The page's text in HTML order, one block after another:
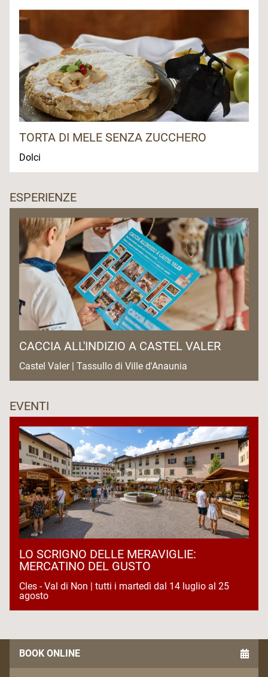
TORTA DI MELE SENZA ZUCCHERO
Dolci
ESPERIENZE
CACCIA ALL'INDIZIO A CASTEL VALER
Castel Valer | Tassullo di Ville d'Anaunia
EVENTI
LO SCRIGNO DELLE MERAVIGLIE:
MERCATINO DEL GUSTO
Cles - Val di Non | tutti i martedì dal 14 luglio al 25
agosto
BOOK ONLINE